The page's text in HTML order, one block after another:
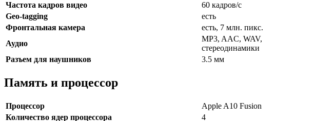
Частота кадров видео
60 кадров/с
Geo-tagging
есть
Фронтальная камера
есть, 7 млн. пикс.
Аудио
MP3, AAC, WAV,
стереодинамики
Разъем для наушников
3.5 мм
Память и процессор
Процессор
Apple A10 Fusion
Количество ядер процессора
4